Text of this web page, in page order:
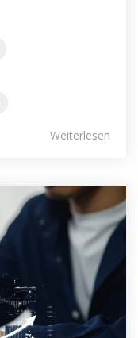
Weiterlesen